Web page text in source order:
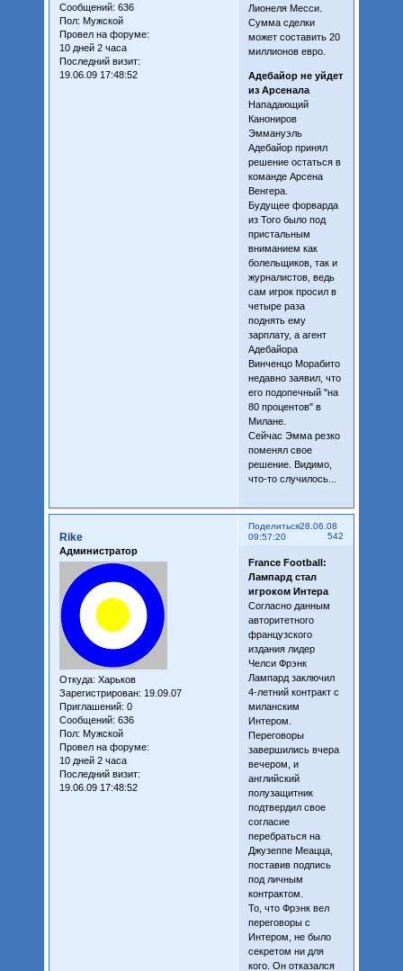
Сообщений: 636
Пол: Мужской
Провел на форуме:
10 дней 2 часа
Последний визит:
19.06.09 17:48:52
Лионеля Месси.
Сумма сделки
может составить 20
миллионов евро.
Адебайор не уйдет
из Арсенала
Нападающий
Канониров
Эммануэль
Адебайор принял
решение остаться в
команде Арсена
Венгера.
Будущее форварда
из Того было под
пристальным
вниманием как
болельщиков, так и
журналистов, ведь
сам игрок просил в
четыре раза
поднять ему
зарплату, а агент
Адебайора
Винченцо Морабито
недавно заявил, что
его подопечный "на
80 процентов" в
Милане.
Сейчас Эмма резко
поменял свое
решение. Видимо,
что-то случилось...
Поделиться
542
28.06.08
09:57:20
Rike
Администратор
Откуда: Харьков
Зарегистрирован: 19.09.07
Приглашений: 0
Сообщений: 636
Пол: Мужской
Провел на форуме:
10 дней 2 часа
Последний визит:
19.06.09 17:48:52
France Football:
Лампард стал
игроком Интера
Согласно данным
авторитетного
французского
издания лидер
Челси Фрэнк
Лампард заключил
4-летний контракт с
миланским
Интером.
Переговоры
завершились вчера
вечером, и
английский
полузащитник
подтвердил свое
согласие
перебраться на
Джузеппе Меацца,
поставив подпись
под личным
контрактом.
То, что Фрэнк вел
переговоры с
Интером, не было
секретом ни для
кого. Он отказался